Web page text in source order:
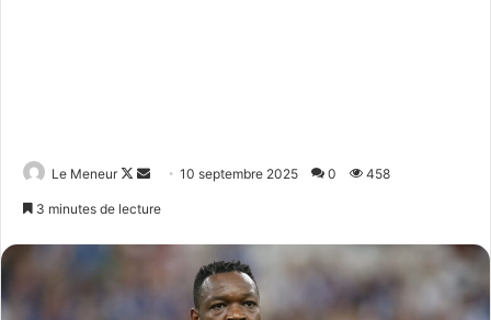
Le Meneur
Follow
Envoyer10 septembre 2025 0 458
3 minutes de lecture